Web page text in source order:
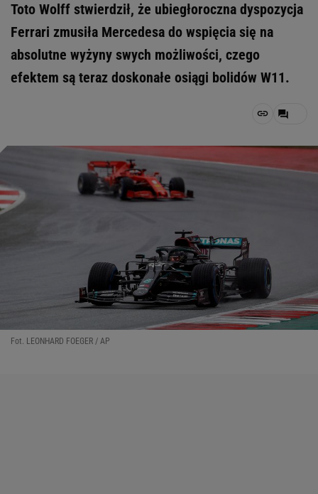
Toto Wolff stwierdził, że ubiegłoroczna dyspozycja
Ferrari zmusiła Mercedesa do wspięcia się na
absolutne wyżyny swych możliwości, czego
efektem są teraz doskonałe osiągi bolidów W11.
Fot. LEONHARD FOEGER / AP